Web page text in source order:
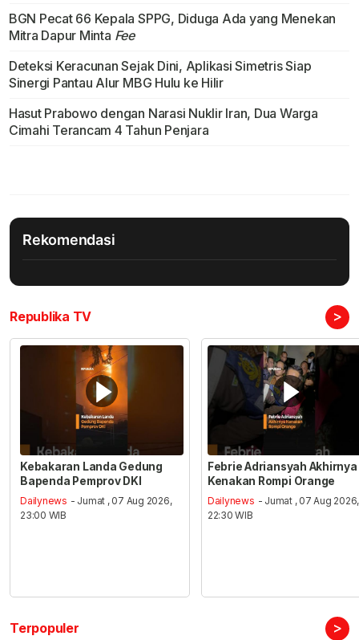
BGN Pecat 66 Kepala SPPG, Diduga Ada yang Menekan
Mitra Dapur Minta Fee
Deteksi Keracunan Sejak Dini, Aplikasi Simetris Siap
Sinergi Pantau Alur MBG Hulu ke Hilir
Hasut Prabowo dengan Narasi Nuklir Iran, Dua Warga
Cimahi Terancam 4 Tahun Penjara
Rekomendasi
Republika TV >
Kebakaran Landa Gedung
Bapenda Pemprov DKI
Dailynews - Jumat , 07 Aug 2026,
23:00 WIB
Febrie Adriansyah Akhirnya
Kenakan Rompi Orange
Dailynews - Jumat , 07 Aug 2026,
22:30 WIB
Terpopuler >